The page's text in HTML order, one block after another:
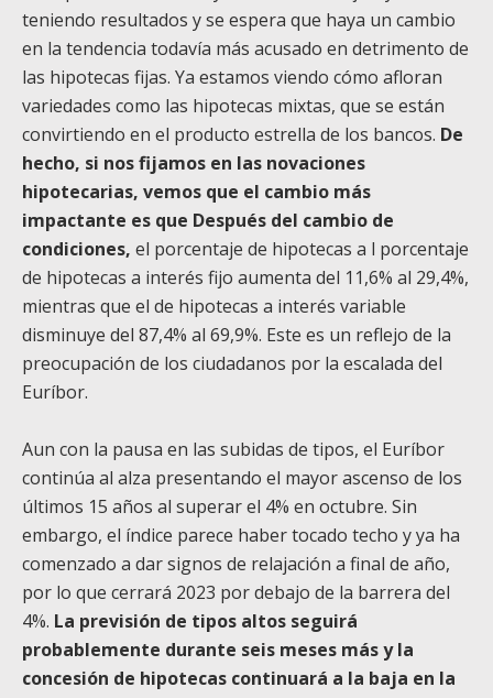
teniendo resultados y se espera que haya un cambio
en la tendencia todavía más acusado en detrimento de
las hipotecas fijas. Ya estamos viendo cómo afloran
variedades como las hipotecas mixtas, que se están
convirtiendo en el producto estrella de los bancos. De
hecho, si nos fijamos en las novaciones
hipotecarias, vemos que el cambio más
impactante es que Después del cambio de
condiciones, el porcentaje de hipotecas a l porcentaje
de hipotecas a interés fijo aumenta del 11,6% al 29,4%,
mientras que el de hipotecas a interés variable
disminuye del 87,4% al 69,9%. Este es un reflejo de la
preocupación de los ciudadanos por la escalada del
Euríbor.
Aun con la pausa en las subidas de tipos, el Euríbor
continúa al alza presentando el mayor ascenso de los
últimos 15 años al superar el 4% en octubre. Sin
embargo, el índice parece haber tocado techo y ya ha
comenzado a dar signos de relajación a final de año,
por lo que cerrará 2023 por debajo de la barrera del
4%. La previsión de tipos altos seguirá
probablemente durante seis meses más y la
concesión de hipotecas continuará a la baja en la